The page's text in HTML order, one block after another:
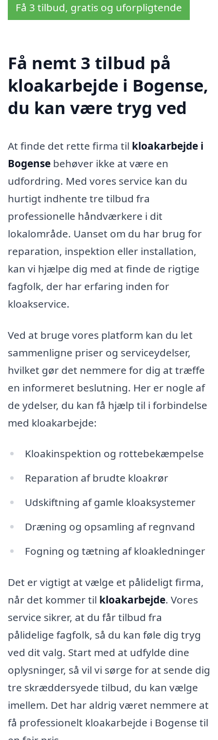
Få 3 tilbud, gratis og uforpligtende
Få nemt 3 tilbud på
kloakarbejde i Bogense,
du kan være tryg ved
At finde det rette firma til kloakarbejde i
Bogense behøver ikke at være en
udfordring. Med vores service kan du
hurtigt indhente tre tilbud fra
professionelle håndværkere i dit
lokalområde. Uanset om du har brug for
reparation, inspektion eller installation,
kan vi hjælpe dig med at finde de rigtige
fagfolk, der har erfaring inden for
kloakservice.
Ved at bruge vores platform kan du let
sammenligne priser og serviceydelser,
hvilket gør det nemmere for dig at træffe
en informeret beslutning. Her er nogle af
de ydelser, du kan få hjælp til i forbindelse
med kloakarbejde:
Kloakinspektion og rottebekæmpelse
Reparation af brudte kloakrør
Udskiftning af gamle kloaksystemer
Dræning og opsamling af regnvand
Fogning og tætning af kloakledninger
Det er vigtigt at vælge et pålideligt firma,
når det kommer til kloakarbejde. Vores
service sikrer, at du får tilbud fra
pålidelige fagfolk, så du kan føle dig tryg
ved dit valg. Start med at udfylde dine
oplysninger, så vil vi sørge for at sende dig
tre skræddersyede tilbud, du kan vælge
imellem. Det har aldrig været nemmere at
få professionelt kloakarbejde i Bogense til